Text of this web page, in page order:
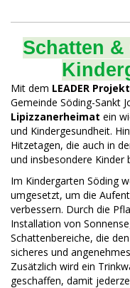
Schatten
Mit dem LEADER Projekt
Gemeinde Söding-Sankt
Lipizzanerheimat ein
und Kindergesundheit.
Hitzetagen, die auch in
und insbesondere Kinder
Im Kindergarten Söding
umgesetzt, um die
verbessern. Durch die
Installation von
Schattenbereiche, die
sicheres und
Zusätzlich wird ein
geschaffen, damit